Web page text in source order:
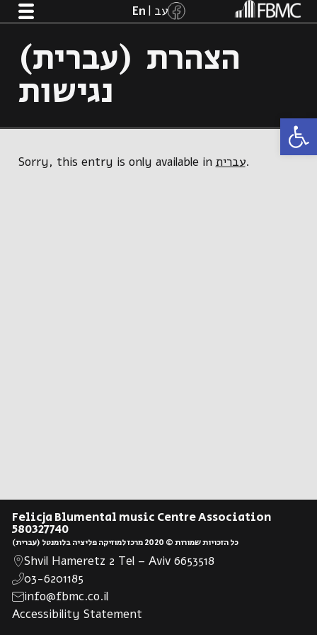
(עברית) הצהרת
נגישות
Sorry, this entry is only available in עברית.
Felicja Blumental music Centre Association
580327740
(עברית) כל הזכויות שמורות © 2020 מרכז למוזיקה פליציה בלומנטל
Shvil Hameretz 2 Tel – Aviv 6653518
03-6201185
info@fbmc.co.il
Accessibility Statement